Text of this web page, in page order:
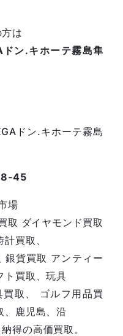
は
ドン.キホーテ霧島隼
ドン.キホーテ霧島
45
場
取 ダイヤモンド買取
買取、
貨買取 アンティー
ト買取、玩具
取、 ゴルフ用品買
、鹿児島、沿
得の高価買取。